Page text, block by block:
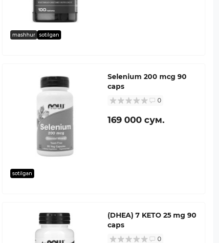
mashhur sotilgan
sotilgan
Selenium 200 mcg 90
caps
0
169 000 сум.
(DHEA) 7 KETO 25 mg 90
caps
0